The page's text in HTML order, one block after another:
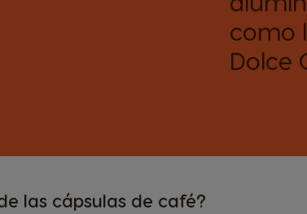
como
Dolce
las cápsulas de café?